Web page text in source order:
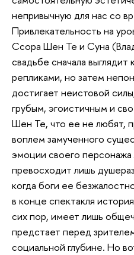
непривычную для нас со
Привлекательность на
Ссора Шен Те и Суна
свадьбе сначала
репликами, но затем
достигает неистовой
грубым, эгоистичным и
Шен Те, что ее не любят,
воплем замученного
эмоции своего
превосходит лишь
когда боги ее
в конце спектакля
сих пор, имеет лишь
предстает перед
социальной глубине. Но